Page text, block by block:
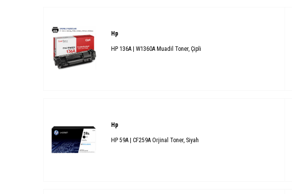
Hp
HP 136A | W1360A Muadil Toner, Çipli
Hp
HP 59A | CF259A Orjinal Toner, Siyah